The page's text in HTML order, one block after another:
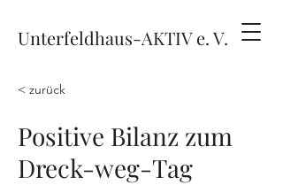
Unterfeldhaus-AKTIV e. V.
< zurück
Positive Bilanz zum
Dreck-weg-Tag